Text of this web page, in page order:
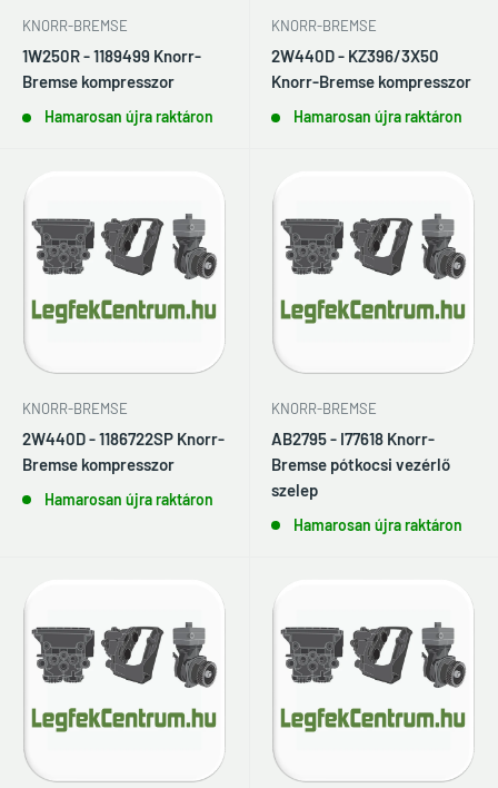
KNORR-BREMSE
1W250R - 1189499 Knorr-
Bremse kompresszor
Hamarosan újra raktáron
KNORR-BREMSE
2W440D - KZ396/3X50
Knorr-Bremse kompresszor
Hamarosan újra raktáron
KNORR-BREMSE
2W440D - 1186722SP Knorr-
Bremse kompresszor
Hamarosan újra raktáron
KNORR-BREMSE
AB2795 - I77618 Knorr-
Bremse pótkocsi vezérlő
szelep
Hamarosan újra raktáron